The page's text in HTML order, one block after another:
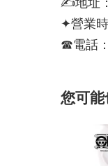
✍地址
✦營業
☎電話
您可